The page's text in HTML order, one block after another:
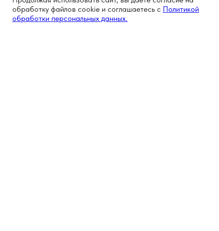
обработку файлов cookie и соглашаетесь с Политикой
обработки персональных данных.